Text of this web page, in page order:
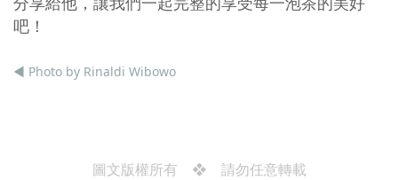
吧！
◀ Photo by Rinaldi Wibowo
圖文版權所有 ❖ 請勿任意轉載